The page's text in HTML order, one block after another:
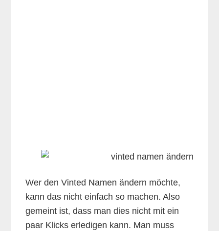
Wer den Vinted Namen ändern möchte,
kann das nicht einfach so machen. Also
gemeint ist, dass man dies nicht mit ein
paar Klicks erledigen kann. Man muss